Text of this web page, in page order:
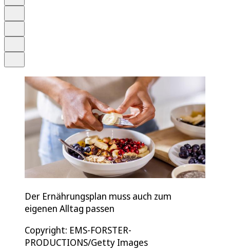
Der Ernährungsplan muss auch zum
eigenen Alltag passen
Copyright: EMS-FORSTER-
PRODUCTIONS/Getty Images